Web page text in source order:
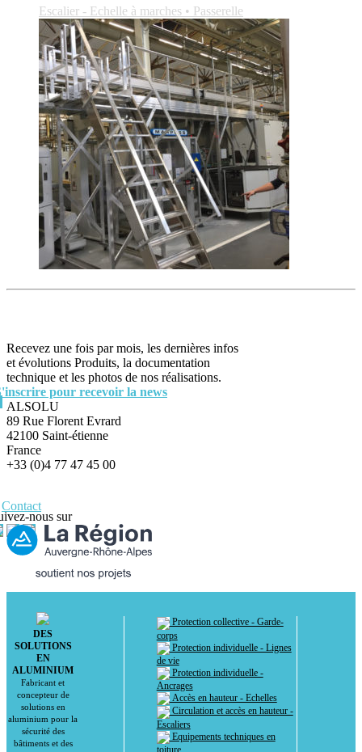
Escalier - Echelle à marches • Passerelle
Recevez une fois par mois, les dernières infos
et évolutions Produits, la documentation
technique et les photos de nos réalisations.
pour recevoir la news
ALSOLU
89 Rue Florent Evrard
42100 Saint-étienne
France
+33 (0)4 77 47 45 00
Contact
nous sur
DES
SOLUTIONS
EN
ALUMINIUM
Fabricant et
concepteur de
solutions en
aluminium pour la
sécurité des
bâtiments et des
Protection collective - Garde-
corps
Protection individuelle - Lignes
de vie
Protection individuelle -
Ancrages
Accès en hauteur - Echelles
Circulation et accès en hauteur -
Escaliers
Equipements techniques en
toiture